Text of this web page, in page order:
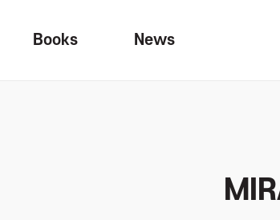
Books News